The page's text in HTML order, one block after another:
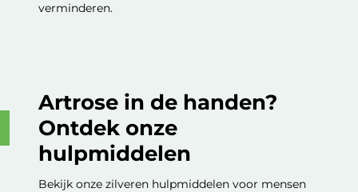
verminderen.
Artrose in de handen?
Ontdek onze
hulpmiddelen
Bekijk onze zilveren hulpmiddelen voor mensen